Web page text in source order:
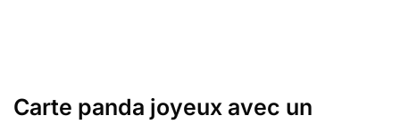
Carte panda joyeux avec un